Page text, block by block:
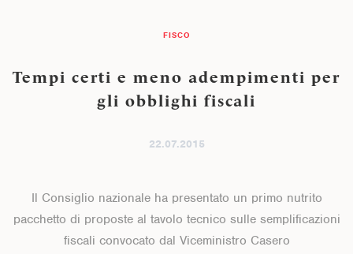
FISCO
Tempi certi e meno adempimenti per
gli obblighi fiscali
22.07.2015
Il Consiglio nazionale ha presentato un primo nutrito
pacchetto di proposte al tavolo tecnico sulle semplificazioni
fiscali convocato dal Viceministro Casero